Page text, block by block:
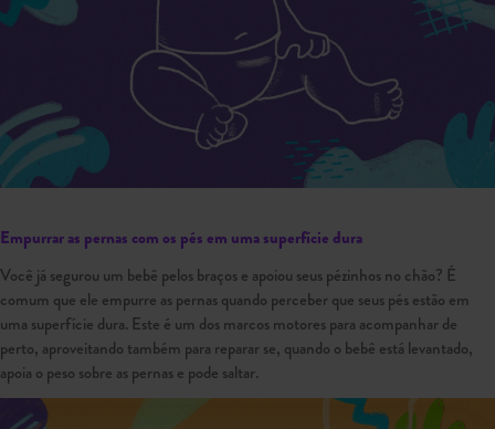
Empurrar as pernas com os pés em uma superfície dura
Você já segurou um bebê pelos braços e apoiou seus pézinhos no chão? É
comum que ele empurre as pernas quando perceber que seus pés estão em
uma superfície dura. Este é um dos marcos motores para acompanhar de
perto, aproveitando também para reparar se, quando o bebê está levantado,
apoia o peso sobre as pernas e pode saltar.